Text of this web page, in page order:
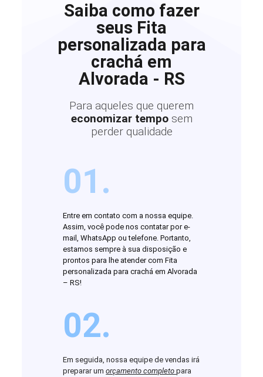
Saiba como fazer
seus Fita
personalizada para
crachá em
Alvorada - RS
Para aqueles que querem
economizar tempo sem
perder qualidade
01.
Entre em contato com a nossa equipe.
Assim, você pode nos contatar por e-
mail, WhatsApp ou telefone. Portanto,
estamos sempre à sua disposição e
prontos para lhe atender com Fita
personalizada para crachá em Alvorada
– RS!
02.
Em seguida, nossa equipe de vendas irá
preparar umorçamento completopara